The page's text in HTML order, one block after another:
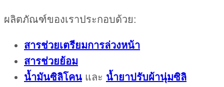
ผลิตภัณฑ์ของเราประกอบด้วย:
สารช่วยเตรียมการล่วงหน้า
สารช่วยย้อม
น้ำมันซิลิโคน และ น้ำยาปรับผ้านุ่มซิลิ